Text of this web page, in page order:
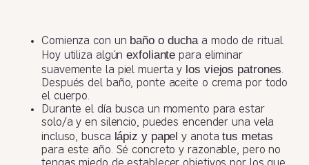
Comienza con un baño o duchaa modo de ritual.
Hoy utiliza algúnexfoliante para eliminar
suavemente la piel muerta y los viejos patrones.
Después del baño, ponte aceite o crema por todo
el cuerpo.
Durante el día busca un momento para estar
solo/a y en silencio, puedes encender una vela
incluso, busca lápiz y papel y anotatus metas
para este año. Sé concreto y razonable, pero no